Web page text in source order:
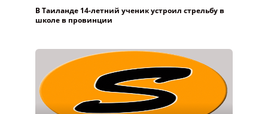
В Таиланде 14-летний ученик устроил стрельбу в
школе в провинции